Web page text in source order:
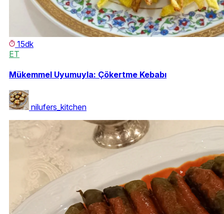
15dk
ET
Mükemmel Uyumuyla: Çökertme Kebabı
nilufers_kitchen